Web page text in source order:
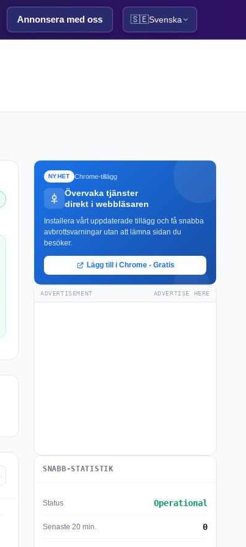
Annonsera med oss 🇸🇪Svenska
NYHET Chrome-tillägg
Övervaka tjänster
direkt i webbläsaren
Installera vårt uppdaterade tillägg och få snabba
avbrottsvarningar utan att lämna sidan du
besöker.
Lägg till i Chrome - Gratis
ADVERTISEMENT ADVERTISE HERE
SNABB-STATISTIK
Status Operational
Senaste 20 min. 0